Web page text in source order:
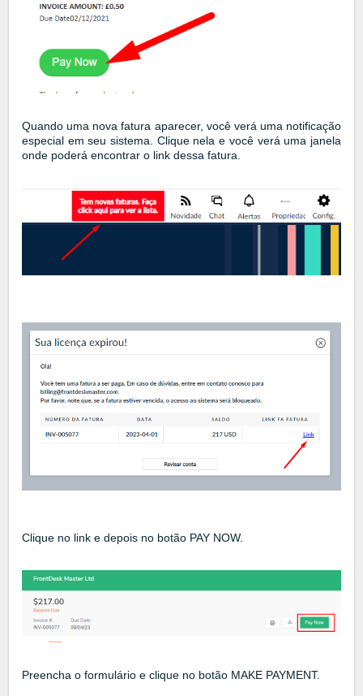
Quando uma nova fatura aparecer, você verá uma notificação
especial em seu sistema. Clique nela e você verá uma janela
onde poderá encontrar o link dessa fatura.
Clique no link e depois no botão PAY NOW.
Preencha o formulário e clique no botão MAKE PAYMENT.